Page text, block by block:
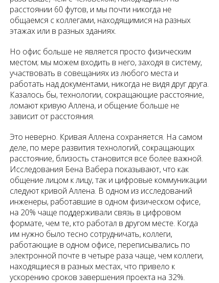
расстоянии 60 футов, и мы почти никогда не
общаемся с коллегами, находящимися на разных
этажах или в разных зданиях.
Но офис больше не является просто физическим
местом; мы можем входить в него, заходя в систему,
участвовать в совещаниях из любого места и
работать над документами, никогда не видя друг друга.
Казалось бы, технологии, сокращающие расстояние,
ломают кривую Аллена, и общение больше не
зависит от расстояния.
Это неверно. Кривая Аллена сохраняется. На самом
деле, по мере развития технологий, сокращающих
расстояние, близость становится все более важной.
Исследования Бена Вабера показывают, что как
общение лицом к лицу, так и цифровые коммуникации
следуют кривой Аллена. В одном из исследований
инженеры, работавшие в одном физическом офисе,
на 20% чаще поддерживали связь в цифровом
формате, чем те, кто работал в другом месте. Когда
им нужно было тесно сотрудничать, коллеги,
работающие в одном офисе, переписывались по
электронной почте в четыре раза чаще, чем коллеги,
находящиеся в разных местах, что привело к
ускорению сроков завершения проекта на 32%.